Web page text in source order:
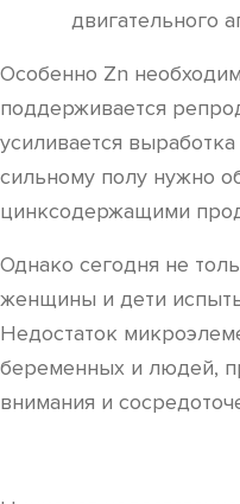
двигательного
Особенно Zn
поддерживается
усиливается
сильному полу нужно
цинксодержащими
Однако сегодня не
женщины и дети
Недостаток
беременных и людей,
внимания и